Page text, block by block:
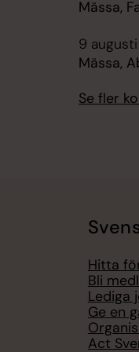
Mässa,
9
Mässa,
Se fler
Hitta
Bli
Lediga
Ge en
Act